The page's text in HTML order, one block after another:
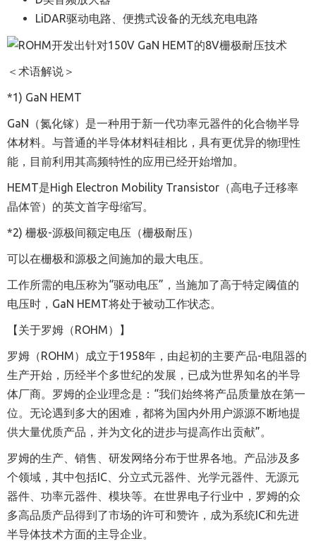
LiDAR驱动电路、便携式设备的无线充电电路
＜术语解说＞
*1) GaN HEMT
GaN
（氮化镓）是一种用于新一代功率元器件的化合物半导
体材料。与普通的半导体材料硅相比，具有更优异的物理性
能，目前利用其高频特性的应用已经开始增加。
HEMT是High Electron Mobility Transistor （高电子迁移率
晶体管）的英文首字母缩写。
*2) 栅极-源极间额定电压（栅极耐压）
可以在栅极和源极之间施加的最大电压。
工作所需的电压称为“驱动电压” ，当施加了高于特定阈值的
电压时， GaN HEMT将处于被动工作状态。
【关于罗姆（ROHM）】
罗姆（ROHM）成立于1958年，由起初的主要产品-电阻器的
生产开始，历经半个多世纪的发展，已成为世界知名的半导
体厂商。罗姆的企业理念是： “我们始终将产品质量放在第一
位。无论遇到多大的困难，都将为国内外用户源源不断地提
供大量优质产品，并为文化的进步与提高作出贡献”。
罗姆的生产、销售、研发网络分布于世界各地。产品涉及多
个领域，其中包括 IC 、分立式元器件、光学元器件、无源元
器件、功率元器件、模块等。在世界电子行业中，罗姆的众
多高品质产品得到了市场的许可和赞许，成为系统 IC和先进
半导体技术方面的主导企业。